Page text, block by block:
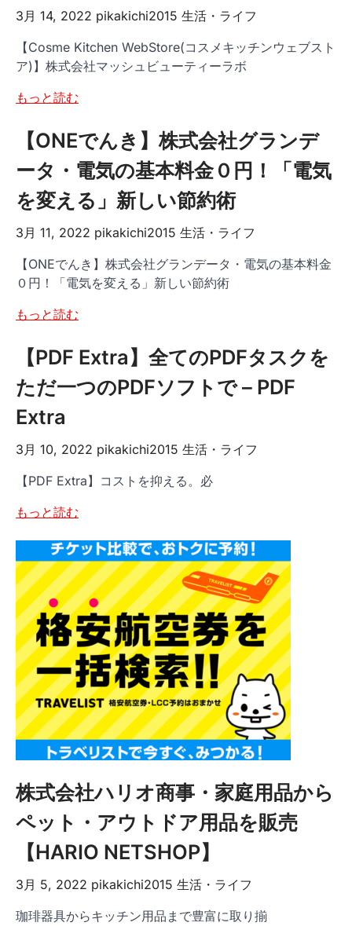
3月 14, 2022 pikakichi2015 生活・ライフ
【Cosme Kitchen WebStore(コスメキッチンウェブスト
ア)】株式会社マッシュビューティーラボ
もっと読む
【ONEでんき】株式会社グランデ
ータ・電気の基本料金０円！「電気
を変える」新しい節約術
3月 11, 2022 pikakichi2015 生活・ライフ
【ONEでんき】株式会社グランデータ・電気の基本料金
０円！「電気を変える」新しい節約術
もっと読む
【PDF Extra】全てのPDFタスクを
ただ一つのPDFソフトで – PDF
Extra
3月 10, 2022 pikakichi2015 生活・ライフ
【PDF Extra】コストを抑える。必
もっと読む
株式会社ハリオ商事・家庭用品から
ペット・アウトドア用品を販売
【HARIO NETSHOP】
3月 5, 2022 pikakichi2015 生活・ライフ
珈琲器具からキッチン用品まで豊富に取り揃